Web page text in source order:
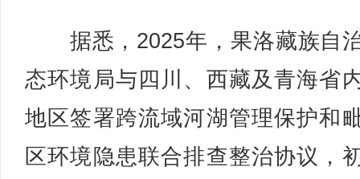
据悉，2025年，果洛藏族自
态环境局与四川、西藏及青海省
地区签署跨流域河湖管理保护和
区环境隐患联合排查整治协议，